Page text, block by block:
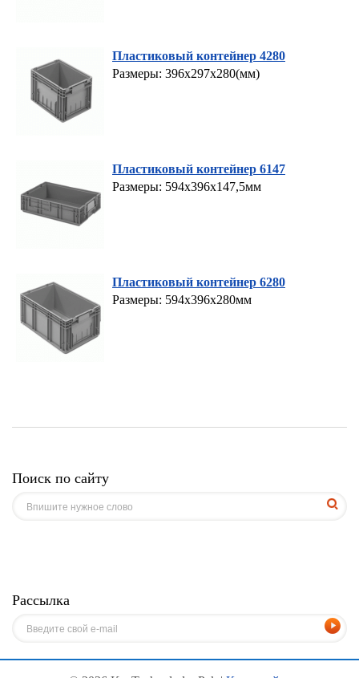
Пластиковый контейнер 4280
Размеры: 396х297х280(мм)
Пластиковый контейнер 6147
Размеры: 594х396х147,5мм
Пластиковый контейнер 6280
Размеры: 594х396х280мм
Поиск по сайту
Рассылка